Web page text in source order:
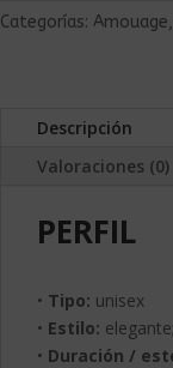
Categorías: Amouage,
Descripción
Valoraciones (0)
PERFIL
• Tipo: unisex
• Estilo:
• Duración /